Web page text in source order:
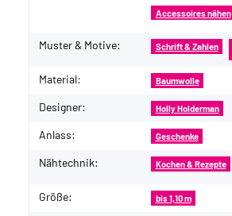
Accessoires nähen
Muster & Motive: Schrift & Zahlen
Material: Baumwolle
Designer: Holly Holderman
Anlass: Geschenke
Nähtechnik: Kochen & Rezepte
Größe: bis 1,10 m